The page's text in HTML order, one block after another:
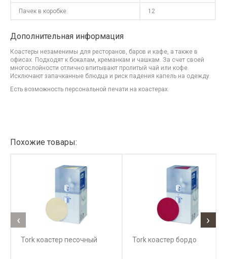
Пачек в коробке: 12
Дополнительная информация
Коастеры незаменимы для ресторанов, баров и кафе, а также в
офисах. Подходят к бокалам, креманкам и чашкам. За счет своей
многослойности отлично впитывают пролитый чай или кофе.
Исключают запачканные блюдца и риск падения капель на одежду.
Есть возможность персональной печати на коастерах.
Похожие товары:
Tork коастер песочный Tork коастер бордо
‹ ›